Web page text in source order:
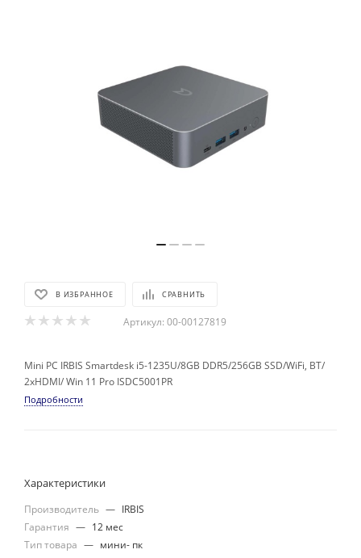
В ИЗБРАННОЕ СРАВНИТЬ
Артикул: 00-00127819
Mini PC IRBIS Smartdesk i5-1235U/8GB DDR5/256GB SSD/WiFi, BT/
2xHDMI/ Win 11 Pro ISDC5001PR
Подробности
Характеристики
Производитель — IRBIS
Гарантия — 12 мес
Тип товара — мини- пк